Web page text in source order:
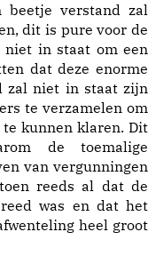
verstand zal
dit is pure voor de
niet in staat om een
dat deze enorme
zal niet in staat zijn
te verzamelen om
kunnen klaren. Dit
de toemalige
van vergunningen
reeds al dat de
was en dat het
heel groot